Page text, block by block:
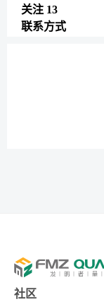
关注 13
联系方式
社区